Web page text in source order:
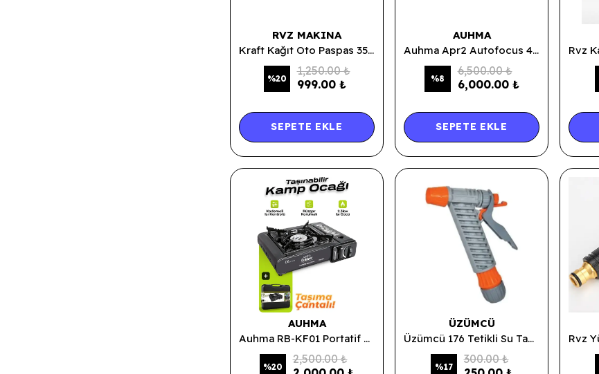
RVZ MAKINA
Kraft Kağıt Oto Paspas 35x50cm (120-130 gr Kraft) - 500 Adet
%20
1,250.00 ₺
999.00 ₺
SEPETE EKLE
AUHMA
Auhma Apr2 Autofocus 4K Destekli Akıllı Android Projeksiyon Cihazı – Elektrikli Odaklama ve Çift Bant Wi-Fi
%8
6,500.00 ₺
6,000.00 ₺
SEPETE EKLE
AUHMA
Auhma RB-KF01 Portatif Kamp Ocağı 2.3kw Siyah | Taşınabilir Tekli Gazlı Ocak | Rüzgar Geçirmez, Piknik, Kamp, Bahçe, Tekne Kullanımı
%20
2,500.00 ₺
ÜZÜMCÜ
Üzümcü 176 Tetikli Su Tabancası 1/2 Lüks Rekorlu
%17
300.00 ₺